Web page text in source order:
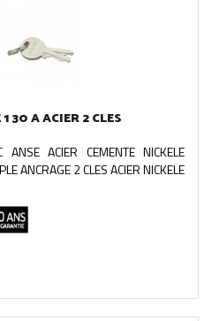
30 A ACIER 2 CLES
ACIER CEMENTE NICKELE
ANCRAGE 2 CLES ACIER NICKELE